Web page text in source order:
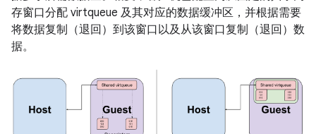
存窗口分配 virtqueue 及其对应的数据缓冲区，并根据需要
将数据复制（退回）到该窗口以及从该窗口复制（退回）数
据。